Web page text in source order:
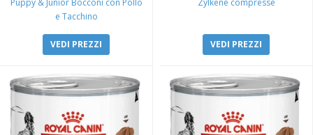
Puppy & Junior Bocconi con Pollo
e Tacchino
VEDI PREZZI
Zylkene compresse
VEDI PREZZI